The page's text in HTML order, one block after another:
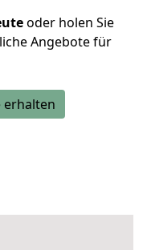
oder holen Sie
Angebote für
erhalten